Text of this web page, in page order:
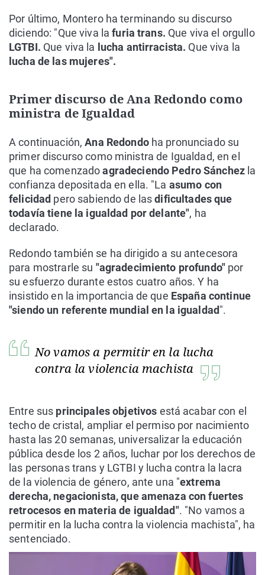
Por último, Montero ha terminando su discurso
diciendo: "Que viva lafuria trans. Que viva el orgullo
LGTBI. Que viva la lucha antirracista. Que viva la
lucha de las mujeres".
Primer discurso de Ana Redondo como
ministra de Igualdad
A continuación, Ana Redondo ha pronunciado su
primer discurso como ministra de Igualdad, en el
que ha comenzadoagradeciendo Pedro Sánchez la
confianza depositada en ella. "La asumo con
felicidad pero sabiendo de lasdificultades que
todavía tiene la igualdad por delante", ha
declarado.
Redondo también se ha dirigido a su antecesora
para mostrarle su "agradecimiento profundo" por
su esfuerzo durante estos cuatro años. Y ha
insistido en la importancia de que España continue
"siendo un referente mundial en la igualdad".
No vamos a permitir en la lucha
contra la violencia machista
Entre sus principales objetivos está acabar con el
techo de cristal, ampliar el permiso por nacimiento
hasta las 20 semanas, universalizar la educación
pública desde los 2 años, luchar por los derechos de
las personas trans y LGTBI y lucha contra la lacra
de la violencia de género, ante una "extrema
derecha, negacionista, que amenaza con fuertes
retrocesos en materia de igualdad". "No vamos a
permitir en la lucha contra la violencia machista", ha
sentenciado.